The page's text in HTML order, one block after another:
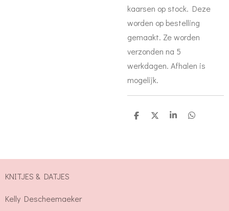
kaarsen op stock. Deze
worden op bestelling
gemaakt. Ze worden
verzonden na 5
werkdagen. Afhalen is
mogelijk.
D
D
S
D
KNITJES & DATJES
Kelly Descheemaeker